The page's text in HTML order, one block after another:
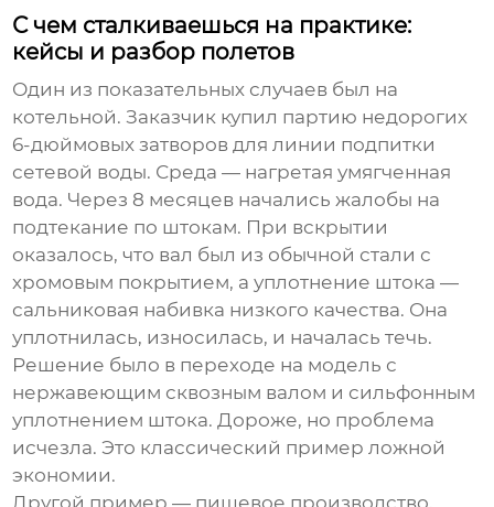
С чем сталкиваешься на практике:
кейсы и разбор полетов
Один из показательных случаев был на
котельной. Заказчик купил партию недорогих
6-дюймовых затворов для линии подпитки
сетевой воды. Среда — нагретая умягченная
вода. Через 8 месяцев начались жалобы на
подтекание по штокам. При вскрытии
оказалось, что вал был из обычной стали с
хромовым покрытием, а уплотнение штока —
сальниковая набивка низкого качества. Она
уплотнилась, износилась, и началась течь.
Решение было в переходе на модель с
нержавеющим сквозным валом и сильфонным
уплотнением штока. Дороже, но проблема
исчезла. Это классический пример ложной
экономии.